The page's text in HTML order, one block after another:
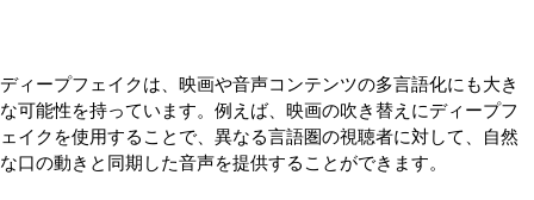
ディープフェイクは、映画や音声コンテンツの多言語化にも大き
な可能性を持っています。例えば、映画の吹き替えにディープフ
ェイクを使用することで、異なる言語圏の視聴者に対して、自然
な口の動きと同期した音声を提供することができます。